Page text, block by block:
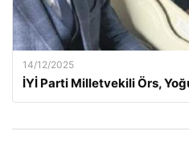
14/12/2025
İYİ Parti Milletvekili Örs,